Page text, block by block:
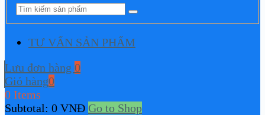
TƯ VẤN SẢN PHẨM
Lưu đơn hàng 0
Giỏ hàng0
0 Items
Subtotal: 0 VNĐ Go to Shop